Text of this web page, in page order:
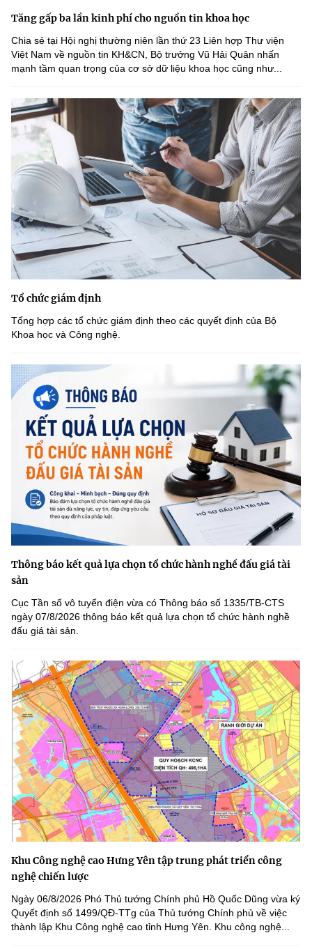
Tăng gấp ba lần kinh phí cho nguồn tin khoa học
Chia sẻ tại Hội nghị thường niên lần thứ 23 Liên hợp Thư viện
Việt Nam về nguồn tin KH&CN, Bộ trưởng Vũ Hải Quân nhấn
mạnh tầm quan trọng của cơ sở dữ liệu khoa học cũng như...
Tổ chức giám định
Tổng hợp các tổ chức giám định theo các quyết định của Bộ
Khoa học và Công nghệ.
Thông báo kết quả lựa chọn tổ chức hành nghề đấu giá tài
sản
Cục Tần số vô tuyến điện vừa có Thông báo số 1335/TB-CTS
ngày 07/8/2026 thông báo kết quả lựa chọn tổ chức hành nghề
đấu giá tài sản.
Khu Công nghệ cao Hưng Yên tập trung phát triển công
nghệ chiến lược
Ngày 06/8/2026 Phó Thủ tướng Chính phủ Hồ Quốc Dũng vừa ký
Quyết định số 1499/QĐ-TTg của Thủ tướng Chính phủ về việc
thành lập Khu Công nghệ cao tỉnh Hưng Yên. Khu công nghệ...